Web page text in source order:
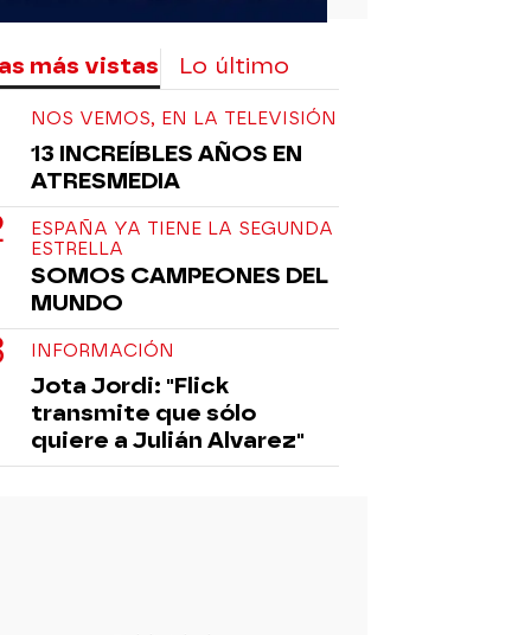
más vistas Lo último
NOS VEMOS, EN LA TELEVISIÓN
13 INCREÍBLES AÑOS EN
ATRESMEDIA
ESPAÑA YA TIENE LA SEGUNDA
ESTRELLA
SOMOS CAMPEONES DEL
MUNDO
INFORMACIÓN
Jota Jordi: "Flick
transmite que sólo
quiere a Julián Alvarez"